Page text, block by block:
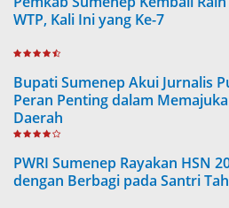
WTP, Kali Ini yang Ke-7
Bupati Sumenep Akui Jurnalis
Peran Penting dalam
Daerah
PWRI Sumenep Rayakan HSN
dengan Berbagi pada Santri